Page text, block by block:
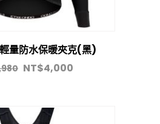
量防水保暖夾克(黑)
NT$4,000